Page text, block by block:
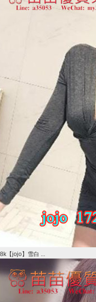
8k【jojo】雪白 ...